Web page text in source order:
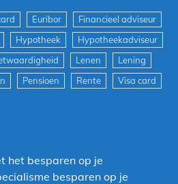
Euribor
Financieel adviseur
Hypotheek
Hypotheekadviseur
Lenen
Lening
Pensioen Rente Visa card
het besparen op je
besparen op je